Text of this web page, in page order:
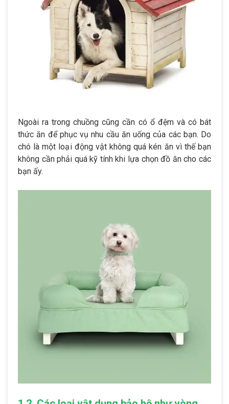
Ngoài ra trong chuồng cũng cần có ổ đệm và có bát
thức ăn để phục vụ nhu cầu ăn uống của các bạn. Do
chó là một loại động vật không quá kén ăn vì thế bạn
không cần phải quá kỹ tính khi lựa chọn đồ ăn cho các
bạn ấy.